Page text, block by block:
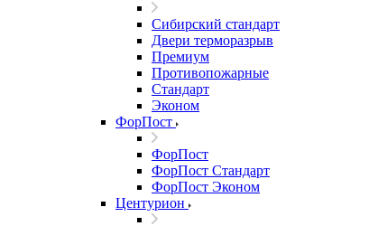
Сибирский стандарт
Двери терморазрыв
Премиум
Противопожарные
Стандарт
Эконом
ФорПост
ФорПост
ФорПост Стандарт
ФорПост Эконом
Центурион